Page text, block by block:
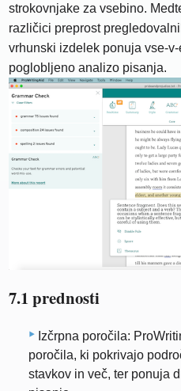
strokovnjake za vsebino.
različici preprost
vrhunski izdelek ponuja vse-
poglobljeno analizo pisanja.
7.1 prednosti
Izčrpna poročila:
poročila, ki pokrivajo
stavkov in več, ter ponuja